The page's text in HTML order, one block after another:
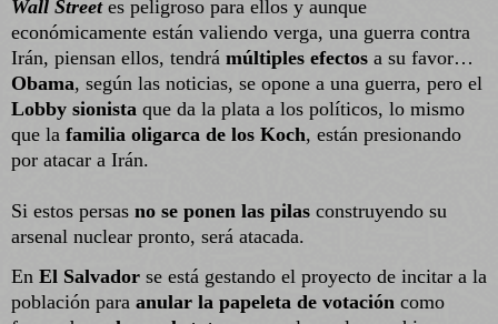
Wall Streetes peligroso para ellos y aunque
económicamente están valiendo verga, una guerra contra
Irán, piensan ellos, tendrá múltiples efectos a su favor…
Obama, según las noticias, se opone a una guerra, pero el
Lobby sionista que da la plata a los políticos, lo mismo
que la familia oligarca de los Koch, están presionando
por atacar a Irán.
Si estos persas no se ponen las pilas construyendo su
arsenal nuclear pronto, será atacada.
En El Salvador se está gestando el proyecto de incitar a la
población para anular la papeleta de votación como